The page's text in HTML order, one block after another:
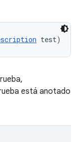
test)
está anotado